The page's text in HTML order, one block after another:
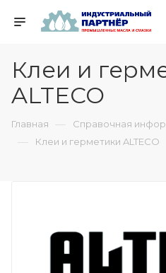
Клеи и
ALTECO
Главная — Справочная
— Клеи и герметики ALTECO